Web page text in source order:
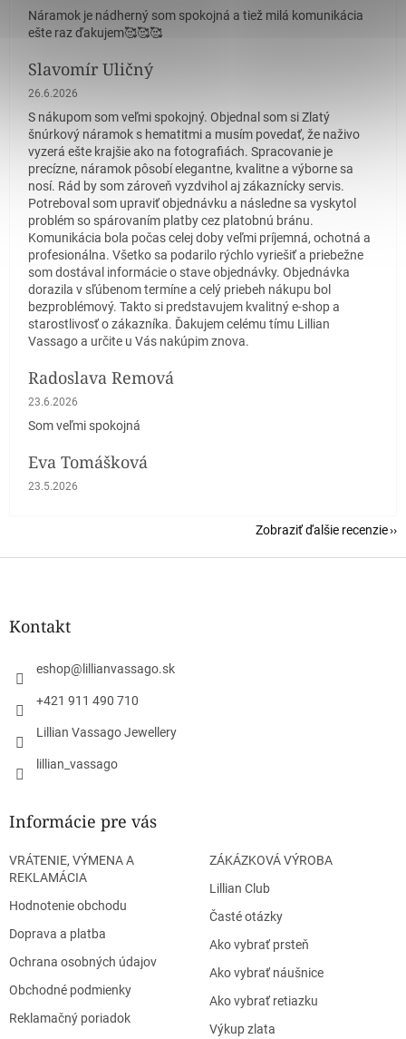
Náramok je nádherný som spokojná a tiež milá komunikácia
ešte raz ďakujem🥰🥰🥰
Slavomír Uličný
Hodnotenie obchodu je 5 z 5 hviezdičiek.
26.6.2026
S nákupom som veľmi spokojný. Objednal som si Zlatý
šnúrkový náramok s hematitmi a musím povedať, že naživo
vyzerá ešte krajšie ako na fotografiách. Spracovanie je
precízne, náramok pôsobí elegantne, kvalitne a výborne sa
nosí. Rád by som zároveň vyzdvihol aj zákaznícky servis.
Potreboval som upraviť objednávku a následne sa vyskytol
problém so spárovaním platby cez platobnú bránu.
Komunikácia bola počas celej doby veľmi príjemná, ochotná a
profesionálna. Všetko sa podarilo rýchlo vyriešiť a priebežne
som dostával informácie o stave objednávky. Objednávka
dorazila v sľúbenom termíne a celý priebeh nákupu bol
bezproblémový. Takto si predstavujem kvalitný e-shop a
starostlivosť o zákazníka. Ďakujem celému tímu Lillian
Vassago a určite u Vás nakúpim znova.
Radoslava Remová
Hodnotenie obchodu je 5 z 5 hviezdičiek.
23.6.2026
Som veľmi spokojná
Eva Tomášková
Hodnotenie obchodu je 5 z 5 hviezdičiek.
23.5.2026
Zobraziť ďalšie recenzie
Z
Kontakt
eshop@ lillianvassago.sk
+421 911 490 710
Lillian Vassago Jewellery
lillian_vassago
Informácie pre vás
VRÁTENIE, VÝMENA A
REKLAMÁCIA
Hodnotenie obchodu
Doprava a platba
Ochrana osobných údajov
Obchodné podmienky
Reklamačný poriadok
ZÁKÁZKOVÁ VÝROBA
Lillian Club
Časté otázky
Ako vybrať prsteň
Ako vybrať náušnice
Ako vybrať retiazku
Výkup zlata